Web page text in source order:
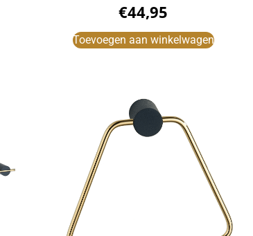
€44,95
Toevoegen aan winkelwagen